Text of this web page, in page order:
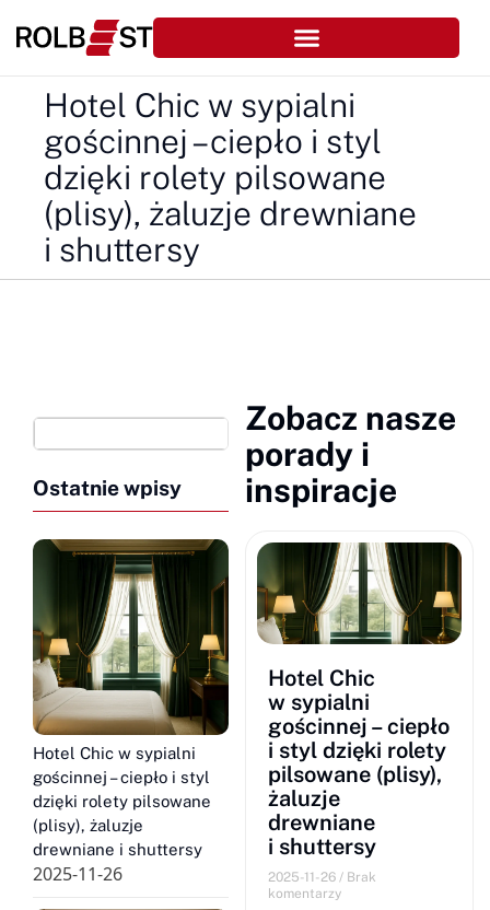
Hotel Chic w sypialni
gościnnej – ciepło i styl
dzięki rolety pilsowane
(plisy), żaluzje drewniane
i shuttersy
Szukaj
Ostatnie wpisy
Hotel Chic w sypialni
gościnnej – ciepło i styl
dzięki rolety pilsowane
(plisy), żaluzje
drewniane i shuttersy
2025-11-26
Zobacz nasze
porady i
inspiracje
Hotel Chic
w sypialni
gościnnej – ciepło
i styl dzięki rolety
pilsowane (plisy),
żaluzje
drewniane
i shuttersy
2025-11-26
Brak
komentarzy